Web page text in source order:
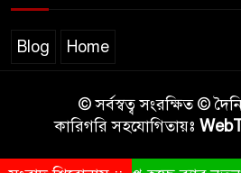
Blog Home
© সর্বস্বত্ব সংরক্ষিত ©
কারিগরি সহযোগিতায়ঃ